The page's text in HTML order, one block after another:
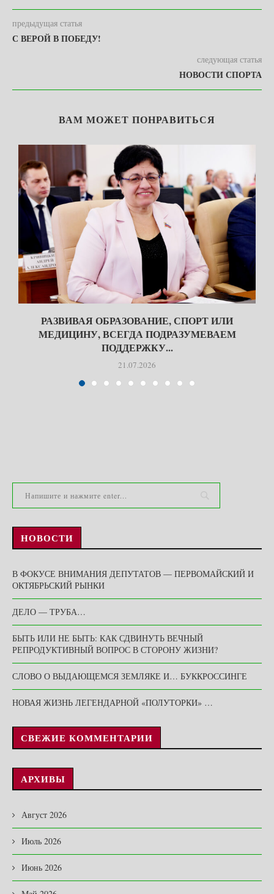
предыдущая статья
С ВЕРОЙ В ПОБЕДУ!
следующая статья
НОВОСТИ СПОРТА
ВАМ МОЖЕТ ПОНРАВИТЬСЯ
РАЗВИВАЯ ОБРАЗОВАНИЕ, СПОРТ ИЛИ
МЕДИЦИНУ, ВСЕГДА ПОДРАЗУМЕВАЕМ
ПОДДЕРЖКУ...
21.07.2026
НОВОСТИ
В ФОКУСЕ ВНИМАНИЯ ДЕПУТАТОВ — ПЕРВОМАЙСКИЙ И
ОКТЯБРЬСКИЙ РЫНКИ
ДЕЛО — ТРУБА…
БЫТЬ ИЛИ НЕ БЫТЬ: КАК СДВИНУТЬ ВЕЧНЫЙ
РЕПРОДУКТИВНЫЙ ВОПРОС В СТОРОНУ ЖИЗНИ?
СЛОВО О ВЫДАЮЩЕМСЯ ЗЕМЛЯКЕ И… БУККРОССИНГЕ
НОВАЯ ЖИЗНЬ ЛЕГЕНДАРНОЙ «ПОЛУТОРКИ» …
СВЕЖИЕ КОММЕНТАРИИ
АРХИВЫ
Август 2026
Июль 2026
Июнь 2026